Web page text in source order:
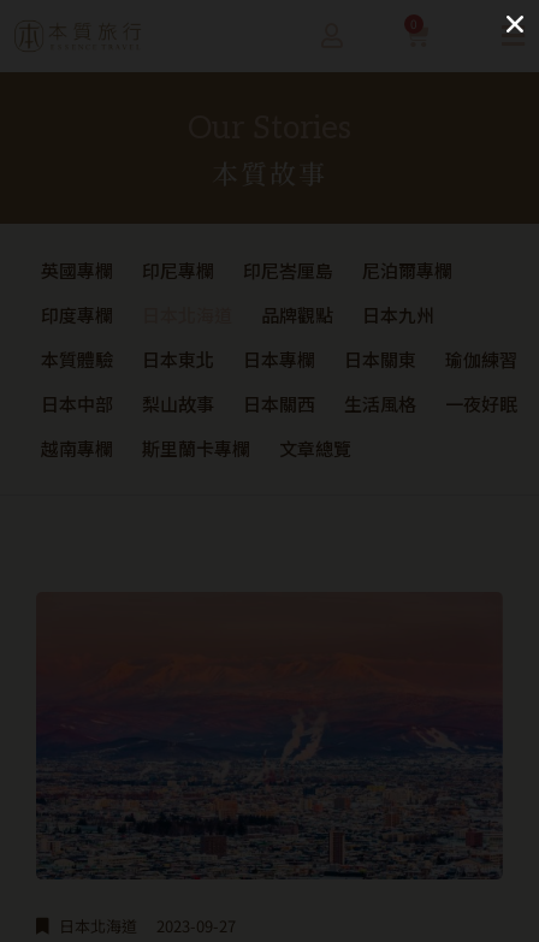
本質故事
英國專欄 印尼專欄 印尼峇厘島
尼泊爾專欄
印度專欄
品牌觀點
日本九州
本質體驗
日本東北 日本專欄 日本關東
瑜伽練習
日本中部
梨山故事 日本關西 生活風格
一夜好眠
越南專欄
斯里蘭卡專欄 文章總覽
日本北海道 2023-09-27